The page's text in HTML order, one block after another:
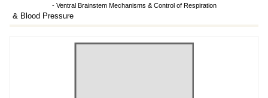
- Ventral Brainstem Mechanisms & Control of Respiration
& Blood Pressure